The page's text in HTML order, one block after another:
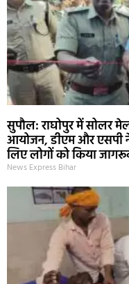
सुपौल: राघोपुर में सोलर
आयोजन, डीएम और एसपी ने
लिए लोगों को किया
News Express Bihar